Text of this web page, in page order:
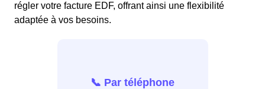
régler votre facture EDF, offrant ainsi une flexibilité
adaptée à vos besoins.
📞 Par téléphone